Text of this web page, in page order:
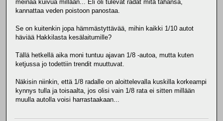
meinaa kuivua millään... Eli oli tulevat radat mitä tahansa,
kannattaa veden poistoon panostaa.
Se on kuitenkin jopa hämmästyttävää, mihin kaikki 1/10 autot
häviää Hakkilasta kesälaitumille?
Tällä hetkellä aika moni tuntuu ajavan 1/8 -autoa, mutta kuten
ketjussa jo todettiin trendit muuttuvat.
Näkisin niinkin, että 1/8 radalle on aloittelevalla kuskilla korkeampi
kynnys tulla ja toisaalta, jos olisi vain 1/8 rata ei sitten millään
muulla autolla voisi harrastaakaan...